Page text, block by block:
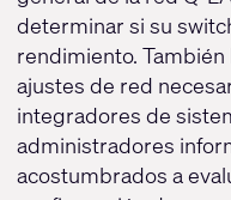
determinar si su
rendimiento.
ajustes de red
integradores de
administradores
acostumbrados a